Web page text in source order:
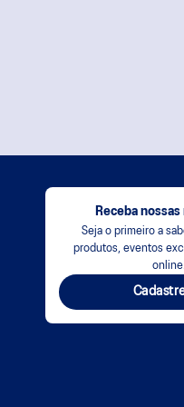
Receba
Seja o primeiro a
produtos, eventos
online.